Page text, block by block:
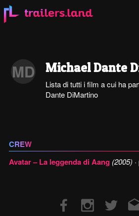
MD Michael Dante
Lista di tutti i film a cui ha
Dante DiMartino
CREW
Avatar – La leggenda di Aang (2005)